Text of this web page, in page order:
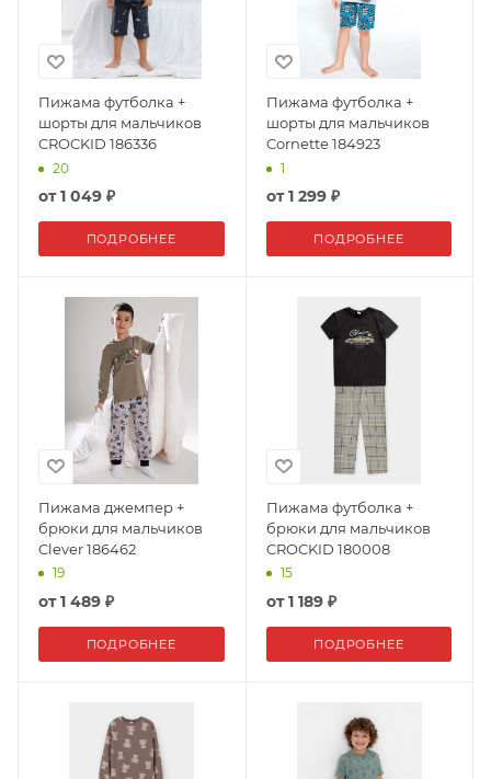
Пижама футболка +
шорты для мальчиков
CROCKID 186336
20
от1 049 ₽
ПОДРОБНЕЕ
Пижама футболка +
шорты для мальчиков
Cornette 184923
1
от1 299 ₽
ПОДРОБНЕЕ
Пижама джемпер +
брюки для мальчиков
Clever 186462
19
от1 489 ₽
ПОДРОБНЕЕ
Пижама футболка +
брюки для мальчиков
CROCKID 180008
15
от1 189 ₽
ПОДРОБНЕЕ